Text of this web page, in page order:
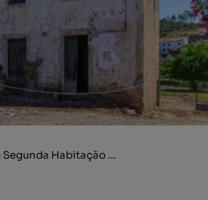
Habitação ...